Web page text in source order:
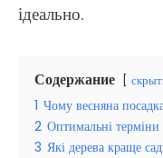
ідеально.
Содержание
1 Чому весняна
2 Оптимальні терміни
3 Які дерева краще